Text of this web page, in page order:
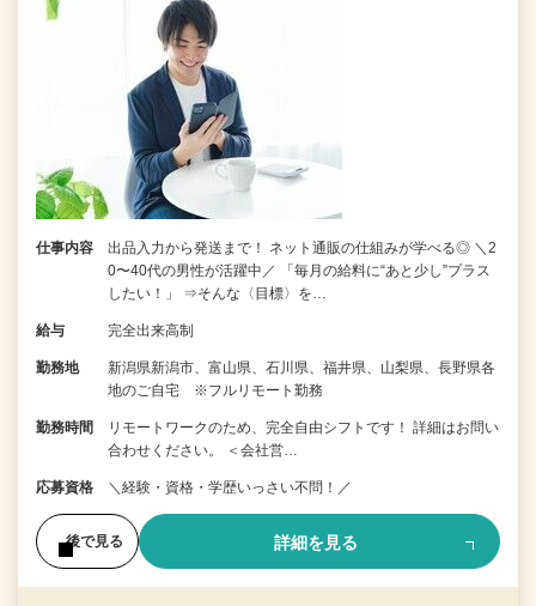
仕事内容
出品入力から発送まで！ ネット通販の仕組みが学べる◎ ＼2
0〜40代の男性が活躍中／ 「毎月の給料に“あと少し”プラス
したい！」 ⇒そんな〈目標〉を…
給与 完全出来高制
勤務地
新潟県新潟市、富山県、石川県、福井県、山梨県、長野県各
地のご自宅 ※フルリモート勤務
勤務時間
リモートワークのため、完全自由シフトです！ 詳細はお問い
合わせください。 ＜会社営…
応募資格 ＼経験・資格・学歴いっさい不問！／
後で見る 詳細を見る